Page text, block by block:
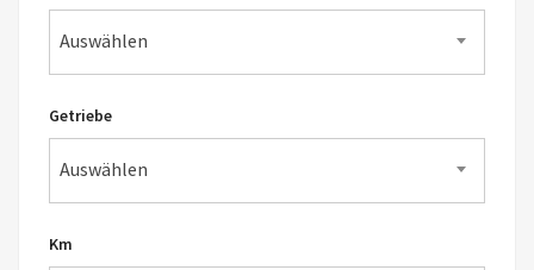
Auswählen
Getriebe
Auswählen
Km